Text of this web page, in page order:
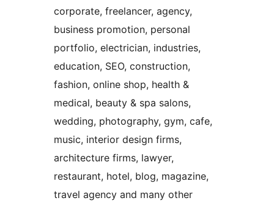
corporate, freelancer, agency,
business promotion, personal
portfolio, electrician, industries,
education, SEO, construction,
fashion, online shop, health &
medical, beauty & spa salons,
wedding, photography, gym, cafe,
music, interior design firms,
architecture firms, lawyer,
restaurant, hotel, blog, magazine,
travel agency and many other